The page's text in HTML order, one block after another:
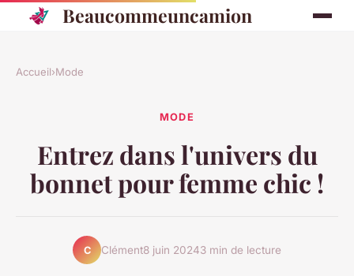
Beaucommeuncamion
Accueil›Mode
MODE
Entrez dans l'univers du
bonnet pour femme chic !
C Clément8 juin 20243 min de lecture